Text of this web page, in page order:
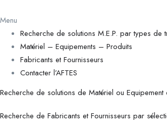
Menu
Recherche de solutions M.E.P. par types de
Matériel – Equipements – Produits
Fabricants et Fournisseurs
Contacter l’AFTES
Recherche de solutions de Matériel ou
Recherche de Fabricants et Fournisseurs par